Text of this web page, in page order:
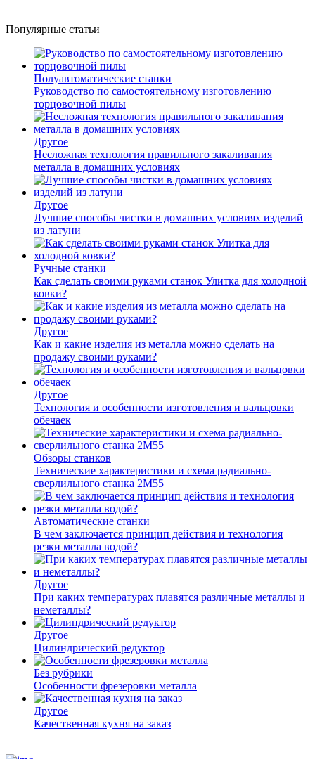
Популярные статьи
Полуавтоматические станки
Руководство по самостоятельному изготовлению
торцовочной пилы
Другое
Несложная технология правильного закаливания
металла в домашних условиях
Другое
Лучшие способы чистки в домашних условиях изделий
из латуни
Ручные станки
Как сделать своими руками станок Улитка для холодной
ковки?
Другое
Как и какие изделия из металла можно сделать на
продажу своими руками?
Другое
Технология и особенности изготовления и вальцовки
обечаек
Обзоры станков
Технические характеристики и схема радиально-
сверлильного станка 2М55
Автоматические станки
В чем заключается принцип действия и технология
резки металла водой?
Другое
При каких температурах плавятся различные металлы и
неметаллы?
Другое
Цилиндрический редуктор
Без рубрики
Особенности фрезеровки металла
Другое
Качественная кухня на заказ